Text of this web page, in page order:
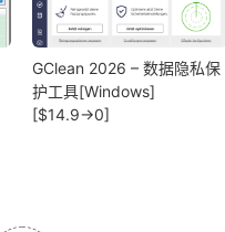
GClean 2026 – 数据隐私保
护工具[Windows]
[$14.9→0]